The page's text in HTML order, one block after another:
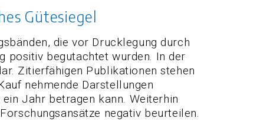
Gütesiegel
die vor Drucklegung durch
positiv begutachtet wurden. In der
Zitierfähigen Publikationen stehen
nehmende Darstellungen
Jahr betragen kann. Weiterhin
negativ beurteilen.